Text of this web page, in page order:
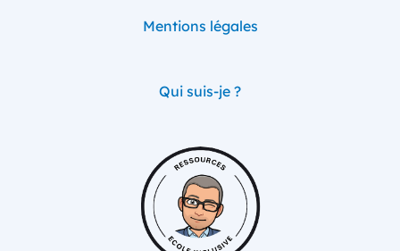
Mentions légales
Qui suis-je ?